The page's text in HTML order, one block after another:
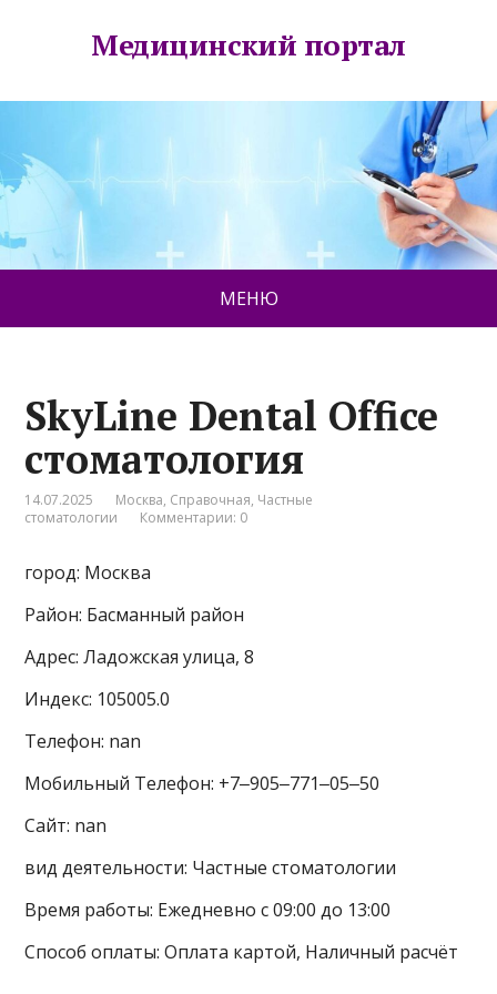
Медицинский портал
МЕНЮ
SkyLine Dental Office
стоматология
14.07.2025 Москва, Справочная, Частные
стоматологии
Комментарии: 0
город: Москва
Район: Басманный район
Адрес: Ладожская улица, 8
Индекс: 105005.0
Телефон: nan
Мобильный Телефон: +7‒905‒771‒05‒50
Сайт: nan
вид деятельности: Частные стоматологии
Время работы: Ежедневно с 09:00 до 13:00
Способ оплаты: Оплата картой, Наличный расчёт